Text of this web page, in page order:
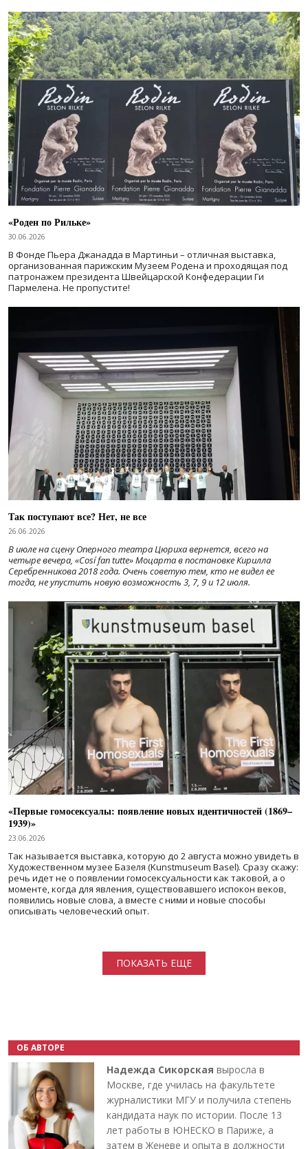
«Роден по Рильке»
30.06.2026
В Фонде Пьера Джанадда в Мартиньи – отличная выставка,
организованная парижским Музеем Родена и проходящая под
патронажем президента Швейцарской Конфедерации Ги
Пармелена. Не пропустите!
Так поступают все? Нет, не все
26.06.2026
В июле на сцену Оперного театра Цюриха вернется, всего на
четыре вечера, «Cosí fan tutte» Моцарта в постановке Кирилла
Серебренникова 2018 года. Очень советую тем, кто не видел ее
тогда, не упустить новую возможность 3, 7, 9 и 12 июля.
«Первые гомосексуалы: появление новых идентичностей (1869–
1939)»
23.06.2026
Так называется выставка, которую до 2 августа можно увидеть в
Художественном музее Базеля (Kunstmuseum Basel). Сразу скажу:
речь идет не о появлении гомосексуальности как таковой, а о
моменте, когда для явления, существовавшего испокон веков,
появились новые слова, а вместе с ними и новые способы
описывать человеческий опыт.
ПОКАЗАТЬ ЕЩЕ
ОБ АВТОРЕ
Надежда Сикорская выросла в
Москве, где училась на факультете
журналистики МГУ и получила степень
кандидата наук по истории. После 13
лет работы в ЮНЕСКО в Париже, а
затем в Женеве и опыта в должности